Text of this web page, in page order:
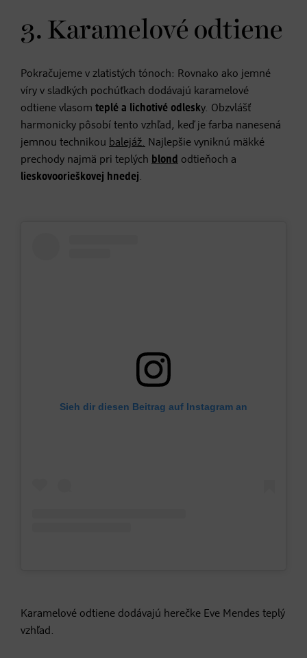
3. Karamelové odtiene
Pokračujeme v zlatistých tónoch: Rovnako ako jemné
víry v sladkých pochúťkach dodávajú karamelové
odtiene vlasom teplé a lichotivé odlesky. Obzvlášť
harmonicky pôsobí tento vzhľad, keď je farba nanesená
jemnou technikou balejáž. Najlepšie vyniknú mäkké
prechody najmä pri teplých blond odtieňoch a
lieskovoorieškovej hnedej.
Sieh dir diesen Beitrag auf Instagram an
Karamelové odtiene dodávajú herečke Eve Mendes teplý
vzhľad.